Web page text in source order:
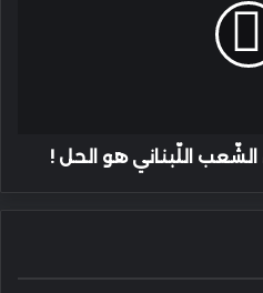
الشّعب اللّبناني هو الحل !